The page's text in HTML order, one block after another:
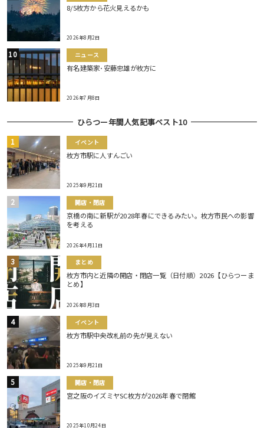
8/5枚方から花火見えるかも
2026年8月2日
ニュース
有名建築家･安藤忠雄が枚方に
2026年7月8日
ひらつー年間人気記事ベスト10
イベント
枚方市駅に人すんごい
2025年9月21日
開店・閉店
京橋の南に新駅が2028年春にできるみたい。枚方市民への影響
を考える
2026年4月11日
まとめ
枚方市内と近隣の開店・閉店一覧（日付順）2026【ひらつーま
とめ】
2026年8月3日
イベント
枚方市駅中央改札前の先が見えない
2025年9月21日
開店・閉店
宮之阪のイズミヤSC枚方が2026年春で閉館
2025年10月24日